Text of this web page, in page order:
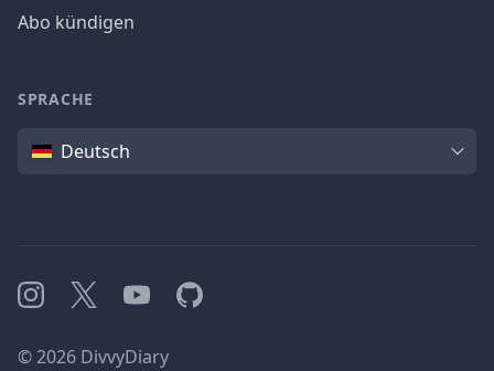
Abo kündigen
SPRACHE
SpracheDeutsch
Instagram
X YouTubeGitHub
©2026 DivvyDiary